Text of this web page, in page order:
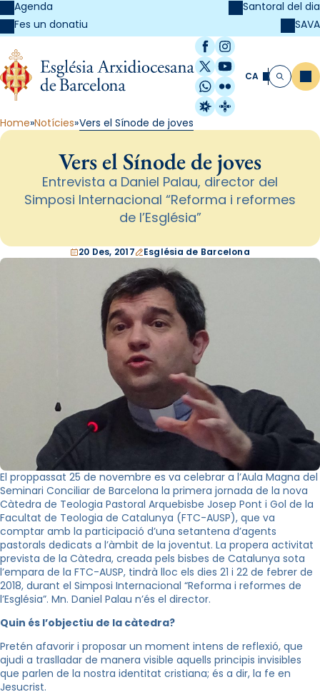
Agenda
Fes un donatiu
Santoral del dia
SAVA
Facebook
Instagram
X / Twitter
YouTube
WhatsApp
Flickr
Radio Estel
Catalunya
CA Cerca
Home Notícies Vers el Sínode de joves
Vers el Sínode de joves
Entrevista a Daniel Palau, director del
Simposi Internacional “Reforma i reformes
de l’Església”
20 Des, 2017 Església de Barcelona
El proppassat 25 de novembre es va celebrar a l’Aula Magna del
Seminari Conciliar de Barcelona la primera jornada de la nova
Càtedra de Teologia Pastoral Arquebisbe Josep Pont i Gol de la
Facultat de Teologia de Catalunya (FTC-AUSP), que va
comptar amb la participació d’una setantena d’agents
pastorals dedicats a l’àmbit de la joventut. La propera activitat
prevista de la Càtedra, creada pels bisbes de Catalunya sota
l’empara de la FTC-AUSP, tindrà lloc els dies 21 i 22 de febrer de
2018, durant el Simposi Internacional “Reforma i reformes de
l’Església”. Mn. Daniel Palau n’és el director.
Quin és l’objectiu de la càtedra?
Pretén afavorir i proposar un moment intens de reflexió, que
ajudi a traslladar de manera visible aquells principis invisibles
que parlen de la nostra identitat cristiana; és a dir, la fe en
Jesucrist.